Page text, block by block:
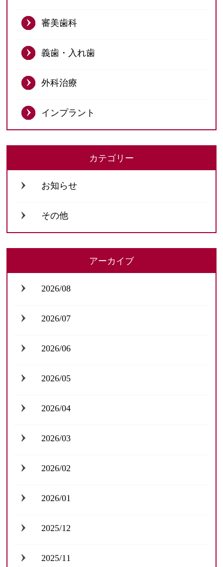
審美歯科
義歯・入れ歯
外科治療
インプラント
カテゴリー
お知らせ
その他
アーカイブ
2026/08
2026/07
2026/06
2026/05
2026/04
2026/03
2026/02
2026/01
2025/12
2025/11